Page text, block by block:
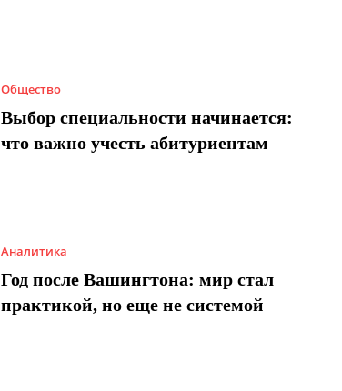
Общество
Выбор специальности начинается:
что важно учесть абитуриентам
Аналитика
Год после Вашингтона: мир стал
практикой, но еще не системой